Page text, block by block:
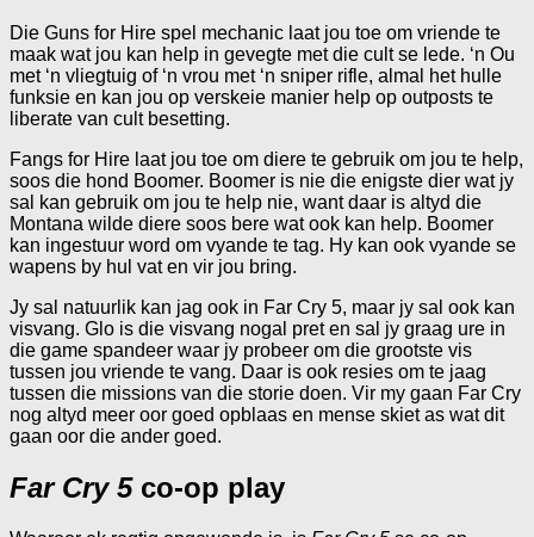
Die Guns for Hire spel mechanic laat jou toe om vriende te
maak wat jou kan help in gevegte met die cult se lede. ‘n Ou
met ‘n vliegtuig of ‘n vrou met ‘n sniper rifle, almal het hulle
funksie en kan jou op verskeie manier help op outposts te
liberate van cult besetting.
Fangs for Hire laat jou toe om diere te gebruik om jou te help,
soos die hond Boomer. Boomer is nie die enigste dier wat jy
sal kan gebruik om jou te help nie, want daar is altyd die
Montana wilde diere soos bere wat ook kan help. Boomer
kan ingestuur word om vyande te tag. Hy kan ook vyande se
wapens by hul vat en vir jou bring.
Jy sal natuurlik kan jag ook in Far Cry 5, maar jy sal ook kan
visvang. Glo is die visvang nogal pret en sal jy graag ure in
die game spandeer waar jy probeer om die grootste vis
tussen jou vriende te vang. Daar is ook resies om te jaag
tussen die missions van die storie doen. Vir my gaan Far Cry
nog altyd meer oor goed opblaas en mense skiet as wat dit
gaan oor die ander goed.
Far Cry 5co-op play